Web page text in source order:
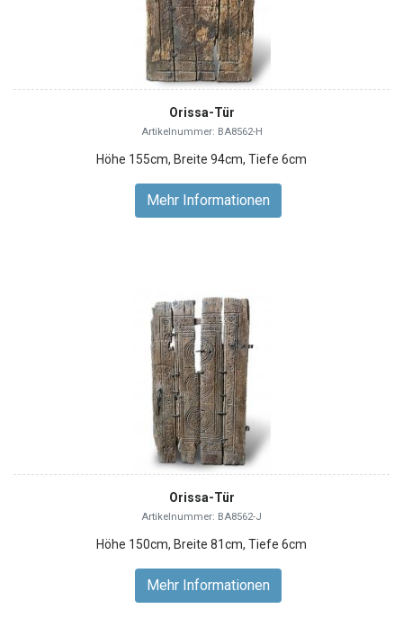
Orissa-Tür
Artikelnummer: BA8562-H
Höhe 155cm, Breite 94cm, Tiefe 6cm
Mehr Informationen
Orissa-Tür
Artikelnummer: BA8562-J
Höhe 150cm, Breite 81cm, Tiefe 6cm
Mehr Informationen